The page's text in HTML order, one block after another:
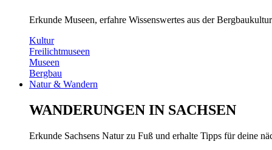
Erkunde Museen, erfahre Wissenswertes aus der
Kultur
Freilichtmuseen
Museen
Bergbau
Natur & Wandern
WANDERUNGEN IN SACHSEN
Erkunde Sachsens Natur zu Fuß und erhalte Tipps für deine